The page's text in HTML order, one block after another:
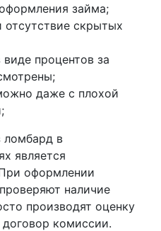
займа;
отсутствие скрытых
процентов за
даже с плохой
ломбард в
является
оформлении
наличие
производят оценку
комиссии.